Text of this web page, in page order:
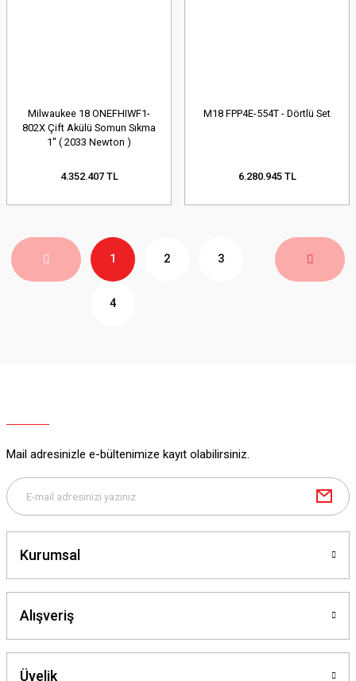
Milwaukee 18 ONEFHIWF1-
802X Çift Akülü Somun Sıkma
1'' ( 2033 Newton )
4.352.407 TL
M18 FPP4E-554T - Dörtlü Set
6.280.945 TL
1 2 3
4
Mail adresinizle e-bültenimize kayıt olabilirsiniz.
Kurumsal
Alışveriş
Üyelik